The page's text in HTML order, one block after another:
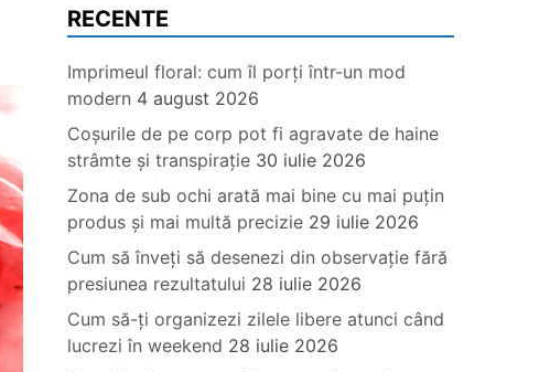
RECENTE
Imprimeul floral: cum îl porți într-un mod
modern 4 august 2026
Coșurile de pe corp pot fi agravate de haine
strâmte și transpirație 30 iulie 2026
Zona de sub ochi arată mai bine cu mai puțin
produs și mai multă precizie 29 iulie 2026
Cum să înveți să desenezi din observație fără
presiunea rezultatului 28 iulie 2026
Cum să-ți organizezi zilele libere atunci când
lucrezi în weekend 28 iulie 2026